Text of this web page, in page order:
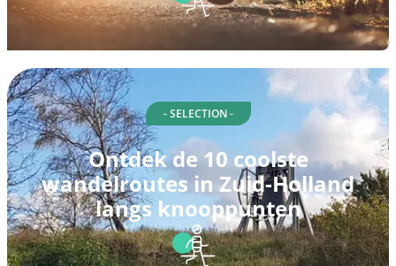
- SELECTION -
Ontdek de 10 coolste
wandelroutes in Zuid-Holland
langs knooppunten